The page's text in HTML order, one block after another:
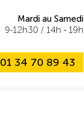
Mardi au Samedi
9-12h30 / 14h - 19h
01 34 70 89 43